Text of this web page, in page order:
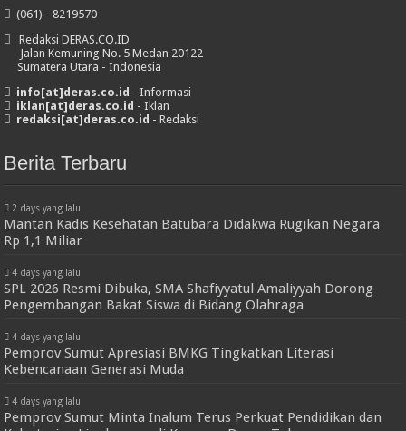
(061) - 8219570
Redaksi DERAS.CO.ID
Jalan Kemuning No. 5 Medan 20122
Sumatera Utara - Indonesia
info[at]deras.co.id - Informasi
iklan[at]deras.co.id - Iklan
redaksi[at]deras.co.id - Redaksi
Berita Terbaru
2 days yang lalu
Mantan Kadis Kesehatan Batubara Didakwa Rugikan Negara
Rp 1,1 Miliar
4 days yang lalu
SPL 2026 Resmi Dibuka, SMA Shafiyyatul Amaliyyah Dorong
Pengembangan Bakat Siswa di Bidang Olahraga
4 days yang lalu
Pemprov Sumut Apresiasi BMKG Tingkatkan Literasi
Kebencanaan Generasi Muda
4 days yang lalu
Pemprov Sumut Minta Inalum Terus Perkuat Pendidikan dan